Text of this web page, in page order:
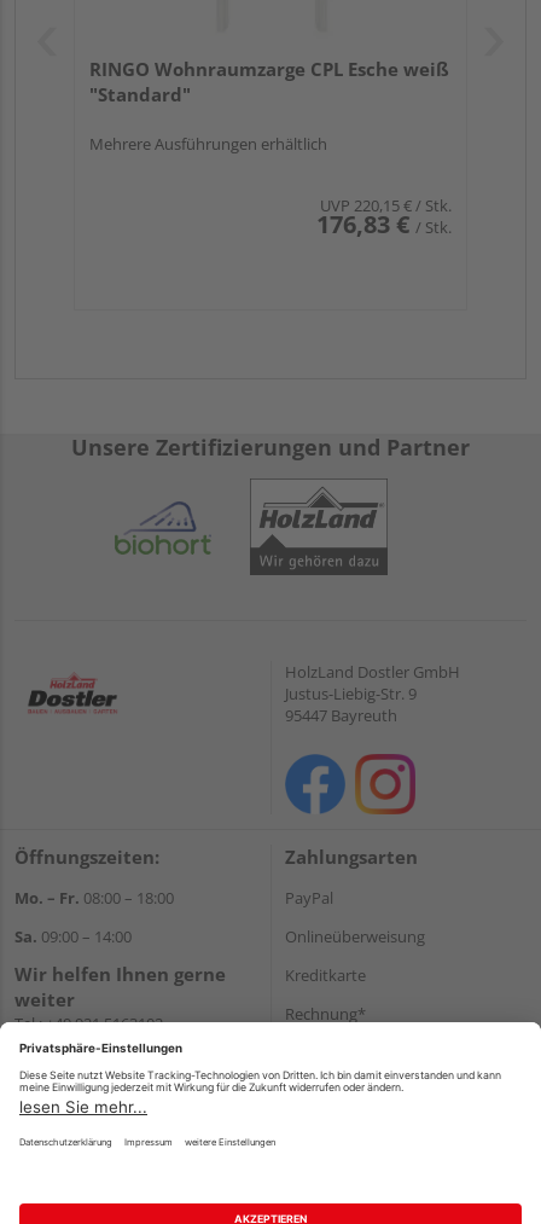
RINGO Wohnraumzarge CPL Esche weiß
"Standard"
Mehrere Ausführungen erhältlich
UVP 220,15 €/ Stk.
176,83 € / Stk.
Unsere Zertifizierungen und Partner
HolzLand Dostler GmbH
Justus-Liebig-Str. 9
95447 Bayreuth
Öffnungszeiten:
Mo. – Fr. 08:00 – 18:00
Sa. 09:00 – 14:00
Wir helfen Ihnen gerne
weiter
Tel.:+49 921 5163102
E-Mail:shop@dostler.de
Zahlungsarten
PayPal
Onlineüberweisung
Kreditkarte
Rechnung*
Versand
Impressum AGB Widerruf Datenschutz